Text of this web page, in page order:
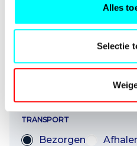
Alles
Selectie
TRANSPORT
Bezorgen